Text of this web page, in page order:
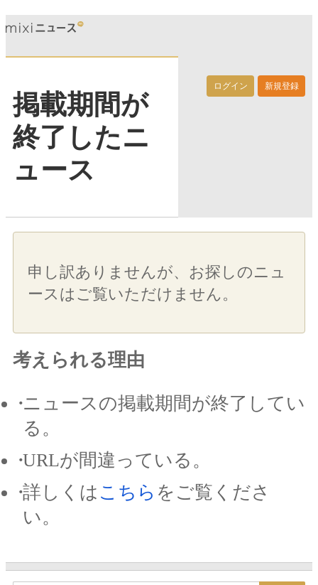
ログイン 新規登録
掲載期間が
終了したニ
ュース
申し訳ありませんが、お探しのニュ
ースはご覧いただけません。
考えられる理由
ニュースの掲載期間が終了してい
る。
URLが間違っている。
詳しくは こちら をご覧くださ
い。